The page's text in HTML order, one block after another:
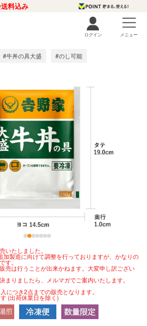
送料込み
ログイン メニュー
#牛丼の具大盛 #のし可能
いたしました。
加製造に向けて調整を行っておりますが、かなりの
す。
売は行うことが出来かねます。大変申し訳ござい
まりましたら、メルマガでご案内いたします。
につき2点までの販売となります。
(出荷休業日を除く)